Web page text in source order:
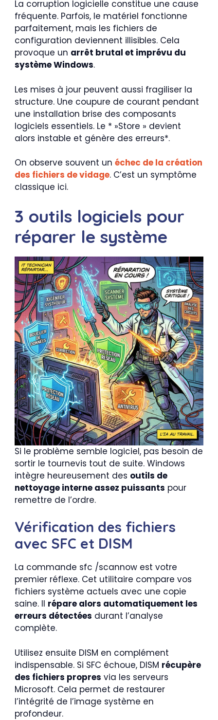
La corruption logicielle constitue une cause
fréquente. Parfois, le matériel fonctionne
parfaitement, mais les fichiers de
configuration deviennent illisibles. Cela
provoque un arrêt brutal et imprévu du
système Windows.
Les mises à jour peuvent aussi fragiliser la
structure. Une coupure de courant pendant
une installation brise des composants
logiciels essentiels. Le * »Store » devient
alors instable et génère des erreurs*.
On observe souvent un échec de la création
des fichiers de vidage. C’est un symptôme
classique ici.
3 outils logiciels pour
réparer le système
Si le problème semble logiciel, pas besoin de
sortir le tournevis tout de suite. Windows
intègre heureusement des outils de
nettoyage interne assez puissants pour
remettre de l’ordre.
Vérification des fichiers
avec SFC et DISM
La commande sfc /scannow est votre
premier réflexe. Cet utilitaire compare vos
fichiers système actuels avec une copie
saine. Il répare alors automatiquement les
erreurs détectées durant l’analyse
complète.
Utilisez ensuite DISM en complément
indispensable. Si SFC échoue, DISM récupère
des fichiers propres via les serveurs
Microsoft. Cela permet de restaurer
l’intégrité de l’image système en
profondeur.